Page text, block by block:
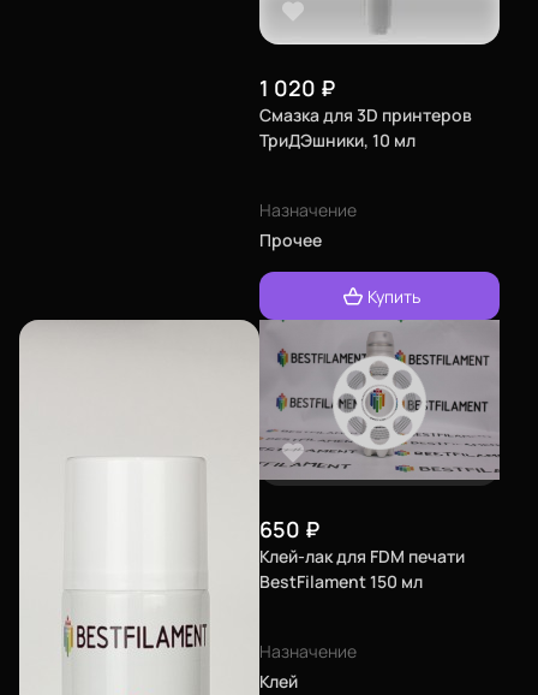
1 020 ₽
Смазка для 3D принтеров
ТриДЭшники, 10 мл
Назначение
Прочее
Купить
650 ₽
Клей-лак для FDM печати
BestFilament 150 мл
Назначение
Клей